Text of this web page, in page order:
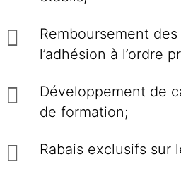
Remboursement
l’adhésion à l’ordre
Développement de
de formation;
Rabais exclusifs sur